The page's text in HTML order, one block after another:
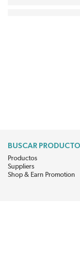
BUSCAR
Productos
Suppliers
Shop & Earn Promotion